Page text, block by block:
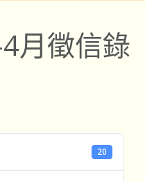
月徵信錄
20